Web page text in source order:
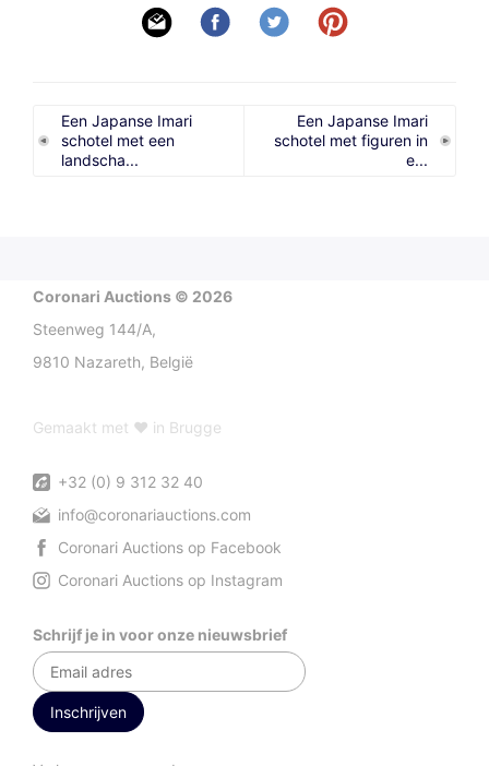
Een Japanse Imari
schotel met een
landscha...
Een Japanse Imari
schotel met figuren in
e...
Coronari Auctions © 2026
Steenweg 144/A,
9810 Nazareth, België
Gemaakt met ♥ in Brugge
+32 (0) 9 312 32 40
info@coronariauctions.com
Coronari Auctions op Facebook
Coronari Auctions op Instagram
Schrijf je in voor onze nieuwsbrief